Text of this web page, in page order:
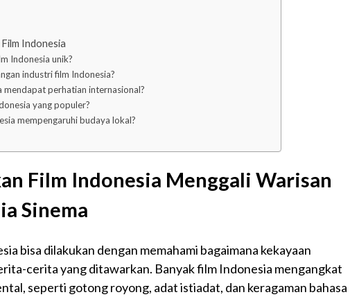
Indonesia
Indonesia unik?
industri film Indonesia?
mendapat perhatian internasional?
yang populer?
mempengaruhi budaya lokal?
Film Indonesia Menggali Warisan
Sinema
bisa dilakukan dengan memahami bagaimana kekayaan
cerita yang ditawarkan. Banyak film Indonesia mengangkat
seperti gotong royong, adat istiadat, dan keragaman bahasa